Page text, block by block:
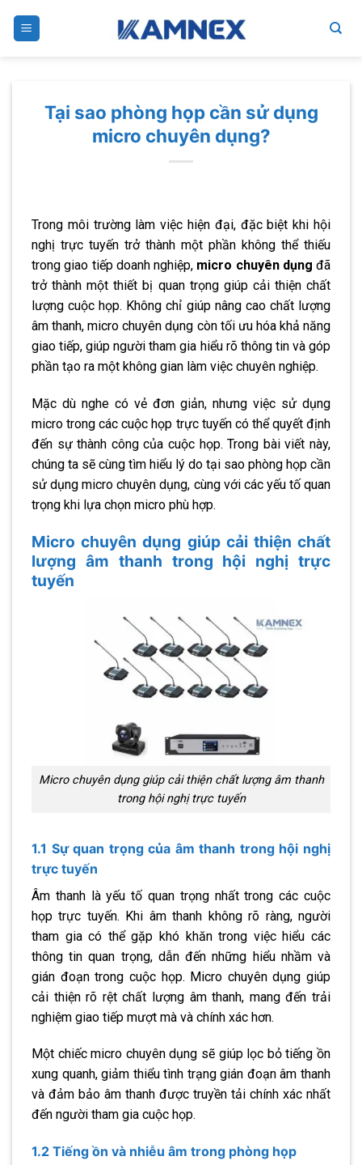
Tại sao phòng họp cần sử dụng
micro chuyên dụng?
Trong môi trường làm việc hiện đại, đặc biệt khi hội
nghị trực tuyến trở thành một phần không thể thiếu
trong giao tiếp doanh nghiệp, micro chuyên dụng đã
trở thành một thiết bị quan trọng giúp cải thiện chất
lượng cuộc họp. Không chỉ giúp nâng cao chất lượng
âm thanh, micro chuyên dụng còn tối ưu hóa khả năng
giao tiếp, giúp người tham gia hiểu rõ thông tin và góp
phần tạo ra một không gian làm việc chuyên nghiệp.
Mặc dù nghe có vẻ đơn giản, nhưng việc sử dụng
micro trong các cuộc họp trực tuyến có thể quyết định
đến sự thành công của cuộc họp. Trong bài viết này,
chúng ta sẽ cùng tìm hiểu lý do tại sao phòng họp cần
sử dụng micro chuyên dụng, cùng với các yếu tố quan
trọng khi lựa chọn micro phù hợp.
Micro chuyên dụng giúp cải thiện chất
lượng âm thanh trong hội nghị trực
tuyến
Micro chuyên dụng giúp cải thiện chất lượng âm thanh
trong hội nghị trực tuyến
1.1 Sự quan trọng của âm thanh trong hội nghị
trực tuyến
Âm thanh là yếu tố quan trọng nhất trong các cuộc
họp trực tuyến. Khi âm thanh không rõ ràng, người
tham gia có thể gặp khó khăn trong việc hiểu các
thông tin quan trọng, dẫn đến những hiểu nhầm và
gián đoạn trong cuộc họp. Micro chuyên dụng giúp
cải thiện rõ rệt chất lượng âm thanh, mang đến trải
nghiệm giao tiếp mượt mà và chính xác hơn.
Một chiếc micro chuyên dụng sẽ giúp lọc bỏ tiếng ồn
xung quanh, giảm thiểu tình trạng gián đoạn âm thanh
và đảm bảo âm thanh được truyền tải chính xác nhất
đến người tham gia cuộc họp.
1.2 Tiếng ồn và nhiễu âm trong phòng họp